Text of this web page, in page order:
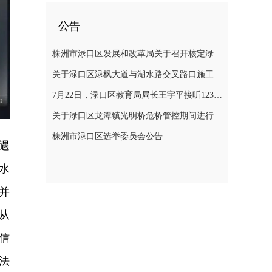
公告
株洲市渌口区发展和改革局关于召开核定渌口区农村管道天然气 （LNG）配气价格听证会公告
关于渌口区渌枫大道与湖水路交叉路口施工期间进行交通管制的通告
7月22日，渌口区教育局局长王宇平接听12345热线
关于渌口区龙潭镇光明桥危桥管控期间进行交通管制的通告！
株洲市渌口区选举委员会公告